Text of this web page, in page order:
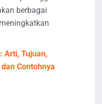
berbagai
Arti, Tujuan,
Contohnya